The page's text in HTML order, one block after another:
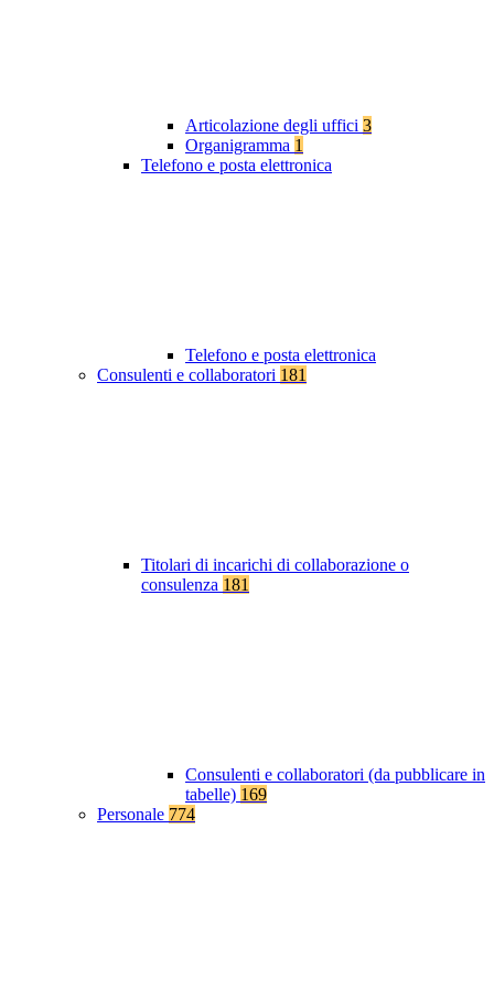
Articolazione degli uffici 3
Organigramma 1
Telefono e posta elettronica
Telefono e posta elettronica
Consulenti e collaboratori 181
Titolari di incarichi di collaborazione o
consulenza 181
Consulenti e collaboratori (da pubblicare in
tabelle) 169
Personale 774